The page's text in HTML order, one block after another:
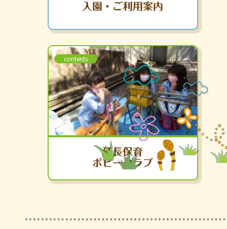
入園・ご利用案内
contents
延長保育
ポピークラブ